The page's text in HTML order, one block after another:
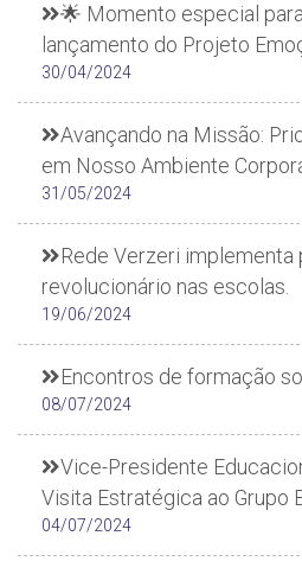
🌟 Momento especial
lançamento do Projeto
30/04/2024
Avançando na Missão:
em Nosso Ambiente
31/05/2024
Rede Verzeri implementa
revolucionário nas escolas.
19/06/2024
Encontros de formação
08/07/2024
Vice-Presidente
Visita Estratégica ao Grupo
04/07/2024